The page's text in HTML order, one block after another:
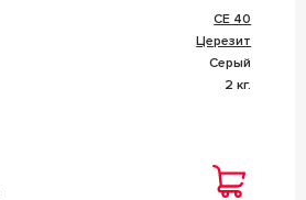
CE 40
Церезит
Серый
2 кг.